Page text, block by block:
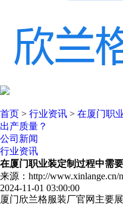
首页 > 行业资讯 > 在厦门职
出产质量？
公司新闻
行业资讯
在厦门职业装定制过程中需
来源：http://
2024-11-01 03:00:00
厦门欣兰格服装厂官网主要